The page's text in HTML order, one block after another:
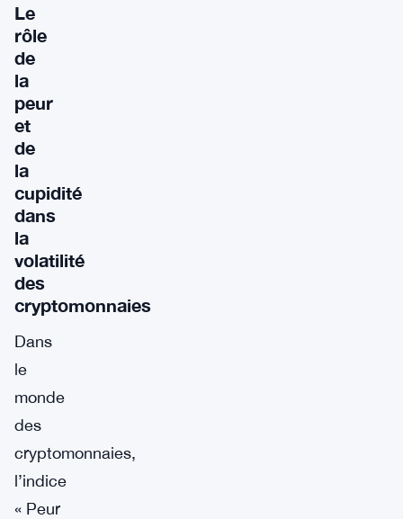
Le
rôle
de
la
peur
et
de
la
cupidité
dans
la
volatilité
des
cryptomonnaies
Dans
le
monde
des
cryptomonnaies,
l’indice
« Peur